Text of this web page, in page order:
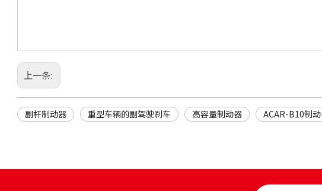
上一条:
副杆制动器 重型车辆的副驾驶刹车 高容量制动器 ACAR-B10制